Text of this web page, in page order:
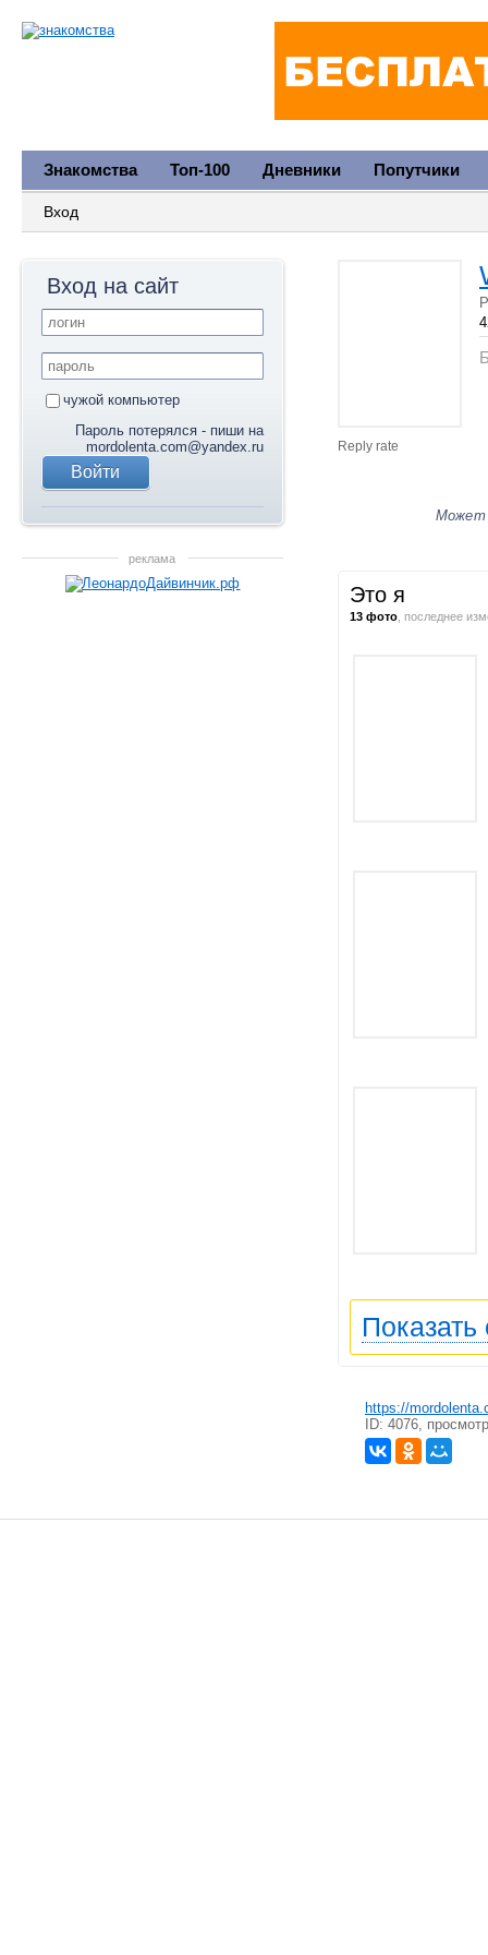
Знакомства Топ-100 Дневники Попутчики
Вход
Reply rate
Это я
13 фото , последнее
https://
ID: 4076,
Вход на сайт
чужой компьютер
Пароль потерялся - пиши на
mordolenta.com@yandex.ru
реклама